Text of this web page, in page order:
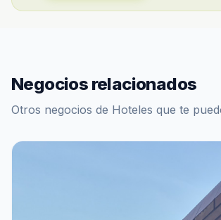
Negocios relacionados
Otros negocios de Hoteles que te